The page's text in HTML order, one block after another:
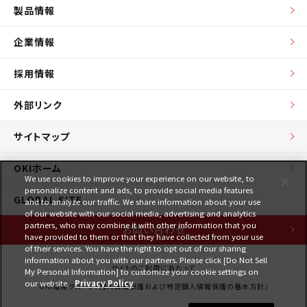
製品情報
企業情報
採用情報
外部リンク
サイトマップ
OKIホーム
GLOBAL SITE
お問い合わせ
サイトのご利用にあたって
OKI電線グループ「個人情報保護および特定個人情報保護の基本方針」
We use cookies to improve your experience on our website, to
personalize content and ads, to provide social media features
and to analyze our traffic. We share information about your use
of our website with our social media, advertising and analytics
partners, who may combine it with other information that you
have provided to them or that they have collected from your use
of their services. You have the right to opt out of our sharing
information about you with our partners. Please click [Do Not Sell
My Personal Information] to customize your cookie settings on
our website. Privacy Policy